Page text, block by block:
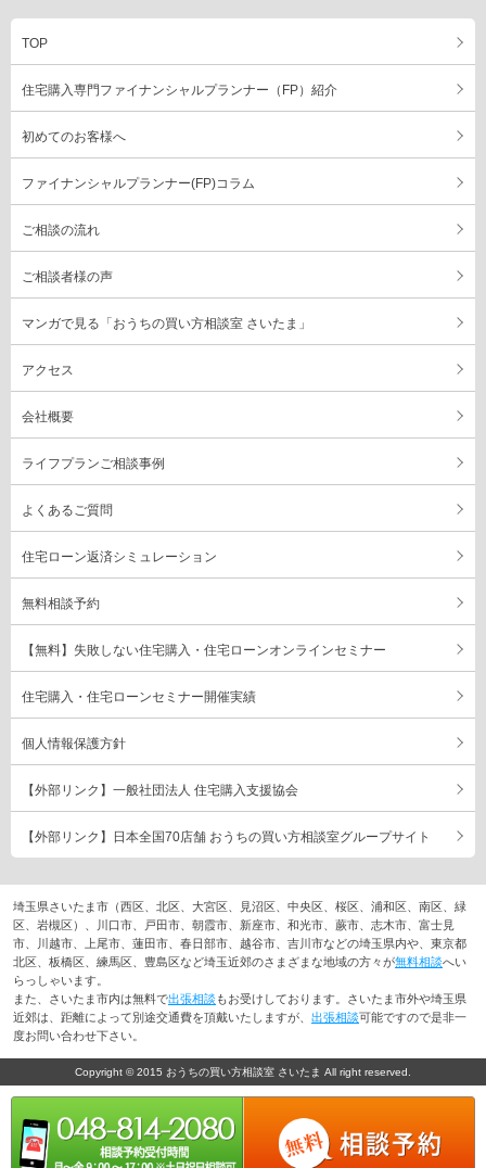
TOP
住宅購入専門ファイナンシャルプランナー（FP）紹介
初めてのお客様へ
ファイナンシャルプランナー(FP)コラム
ご相談の流れ
ご相談者様の声
マンガで見る「おうちの買い方相談室 さいたま」
アクセス
会社概要
ライフプランご相談事例
よくあるご質問
住宅ローン返済シミュレーション
無料相談予約
【無料】失敗しない住宅購入・住宅ローンオンラインセミナー
住宅購入・住宅ローンセミナー開催実績
個人情報保護方針
【外部リンク】一般社団法人 住宅購入支援協会
【外部リンク】日本全国70店舗 おうちの買い方相談室グループサイト
埼玉県さいたま市（西区、北区、大宮区、見沼区、中央区、桜区、浦和区、南区、緑
区、岩槻区）、川口市、戸田市、朝霞市、新座市、和光市、蕨市、志木市、富士見
市、川越市、上尾市、蓮田市、春日部市、越谷市、吉川市などの埼玉県内や、東京都
北区、板橋区、練馬区、豊島区など埼玉近郊のさまざまな地域の方々が無料相談へい
らっしゃいます。
また、さいたま市内は無料で出張相談もお受けしております。さいたま市外や埼玉県
近郊は、距離によって別途交通費を頂戴いたしますが、 出張相談可能ですので是非一
度お問い合わせ下さい。
Copyright © 2015 おうちの買い方相談室 さいたま All right reserved.